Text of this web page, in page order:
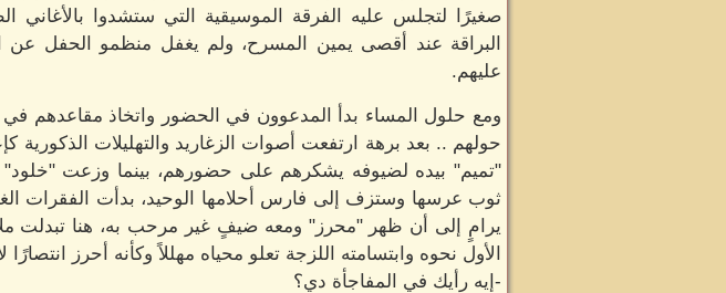
صغيرًا لتجلس عليه الفرقة الموسيقية التي ستشدوا بالأغاني
البراقة عند أقصى يمين المسرح، ولم يغفل منظمو الحفل
عليهم.
ومع حلول المساء بدأ المدعوون في الحضور واتخاذ مقاعدهم في
حولهم .. بعد برهة ارتفعت أصوات الزغاريد والتهليلات الذكورية
"تميم" بيده لضيوفه يشكرهم على حضورهم، بينما وزعت
ثوب عرسها وستزف إلى فارس أحلامها الوحيد، بدأت الفقرات
يرامٍ إلى أن ظهر "محرز" ومعه ضيفٍ غير مرحب به، هنا تبدلت
الأول نحوه وابتسامته اللزجة تعلو محياه مهللاً وكأنه أحرز انتصارًا
-إيه رأيك في المفاجأة دي؟